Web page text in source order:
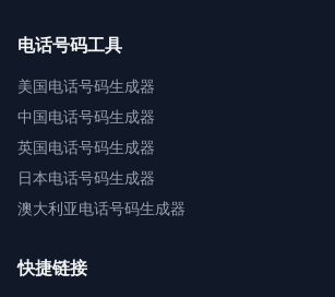
电话号码工具
美国电话号码生成器
中国电话号码生成器
英国电话号码生成器
日本电话号码生成器
澳大利亚电话号码生成器
快捷链接